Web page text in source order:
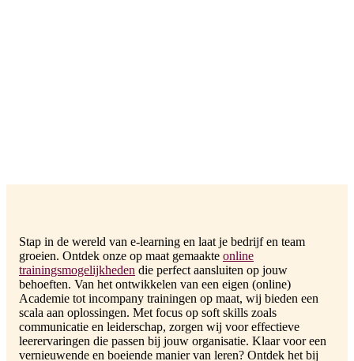
Stap in de wereld van e-learning en laat je bedrijf en team
groeien. Ontdek onze op maat gemaakte online
trainingsmogelijkheden die perfect aansluiten op jouw
behoeften. Van het ontwikkelen van een eigen (online)
Academie tot incompany trainingen op maat, wij bieden een
scala aan oplossingen. Met focus op soft skills zoals
communicatie en leiderschap, zorgen wij voor effectieve
leerervaringen die passen bij jouw organisatie. Klaar voor een
vernieuwende en boeiende manier van leren? Ontdek het bij